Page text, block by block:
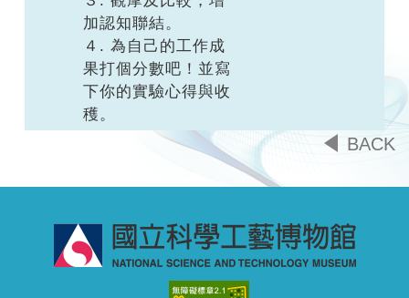
加認知聯結。
４. 為自己的工作成
果打個分數吧！並寫
下你的實驗心得與收
穫。
BACK